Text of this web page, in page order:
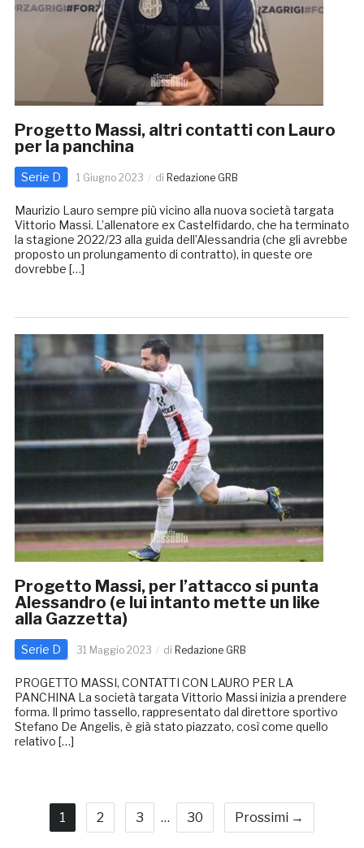
Progetto Massi, altri contatti con Lauro
per la panchina
Serie D 1 Giugno 2023 di Redazione GRB
Maurizio Lauro sempre più vicino alla nuova società targata
Vittorio Massi. L’allenatore ex Castelfidardo, che ha terminato
la stagione 2022/23 alla guida dell’Alessandria (che gli avrebbe
proposto un prolungamento di contratto), in queste ore
dovrebbe […]
Progetto Massi, per l’attacco si punta
Alessandro (e lui intanto mette un like
alla Gazzetta)
Serie D 31 Maggio 2023 di Redazione GRB
PROGETTO MASSI, CONTATTI CON LAURO PER LA
PANCHINA La società targata Vittorio Massi inizia a prendere
forma. Il primo tassello, rappresentato dal direttore sportivo
Stefano De Angelis, è già stato piazzato, così come quello
relativo […]
1 2 3 … 30 Prossimi →